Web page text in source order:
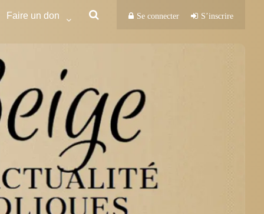
Faire un don Se connecter S’inscrire